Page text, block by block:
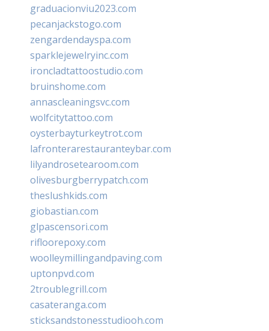
graduacionviu2023.com
pecanjackstogo.com
zengardendayspa.com
sparklejewelryinc.com
ironcladtattoostudio.com
bruinshome.com
annascleaningsvc.com
wolfcitytattoo.com
oysterbayturkeytrot.com
lafronterarestauranteybar.com
lilyandrosetearoom.com
olivesburgberrypatch.com
theslushkids.com
giobastian.com
glpascensori.com
rifloorepoxy.com
woolleymillingandpaving.com
uptonpvd.com
2troublegrill.com
casateranga.com
sticksandstonesstudiooh.com